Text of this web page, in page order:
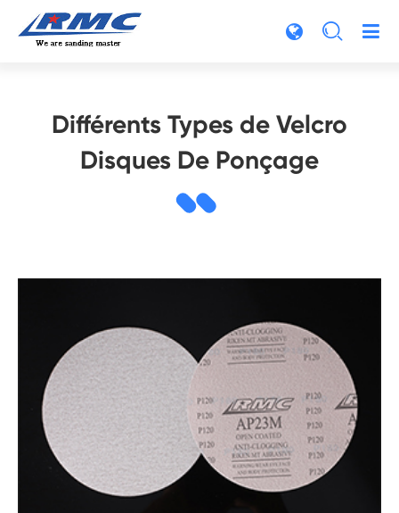

Différents Types de Velcro
Disques De Ponçage